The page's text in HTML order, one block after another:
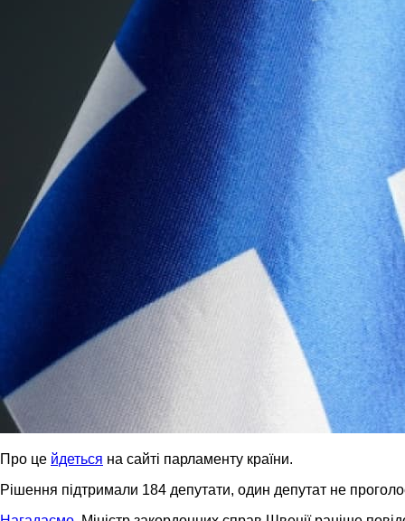
Про це йдеться на сайті парламенту країни.
Рішення підтримали 184 депутати, один депутат не